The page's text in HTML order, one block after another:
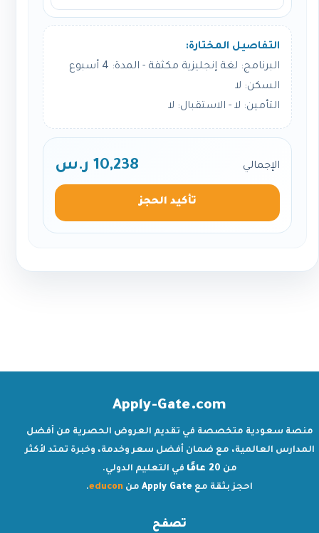
التفاصيل المختارة:
البرنامج: لغة إنجليزية مكثفة - المدة: 4 أسبوع
السكن: لا
التأمين: لا - الاستقبال: لا
الإجمالي 10,238 ر.س
تأكيد الحجز
Apply-Gate.com
منصة سعودية متخصصة في تقديم العروض الحصرية من أفضل
المدارس العالمية، مع ضمان أفضل سعر وخدمة، وخبرة تمتد لأكثر
من 20 عامًا
في التعليم الدولي.
احجز بثقة مع Apply Gate من educon
.
تصفح